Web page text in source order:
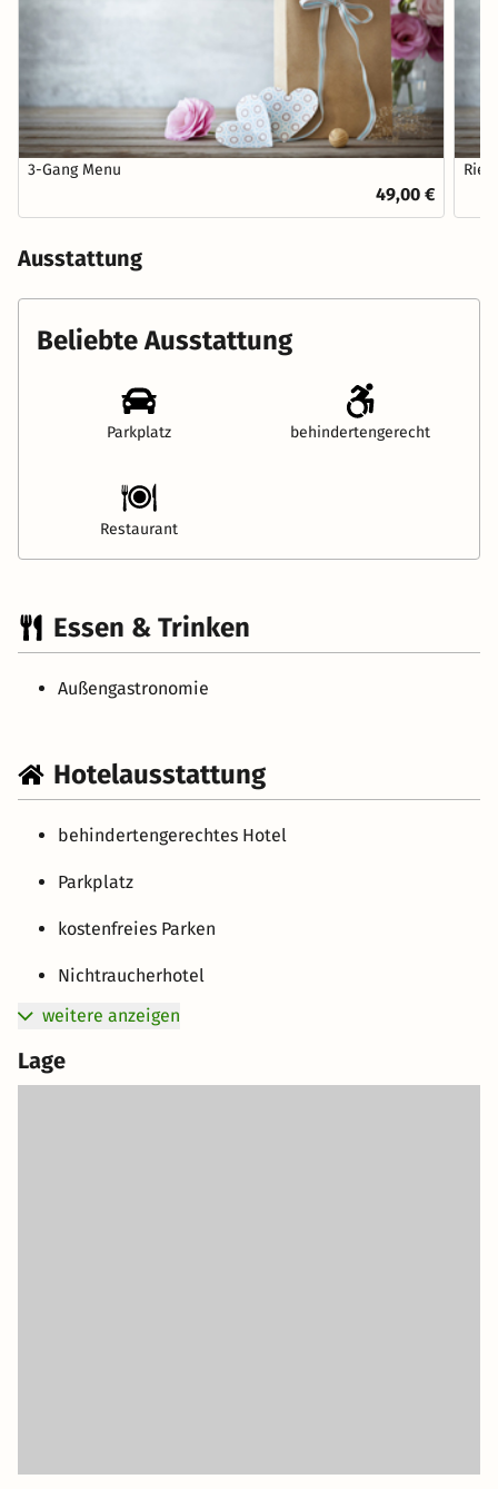
3-Gang Menu
49,00 €
Ausstattung
Beliebte Ausstattung
Parkplatz behindertengerecht
Restaurant
Essen & Trinken
Außengastronomie
Hotelausstattung
behindertengerechtes Hotel
Parkplatz
kostenfreies Parken
Nichtraucherhotel
weitere anzeigen
Lage